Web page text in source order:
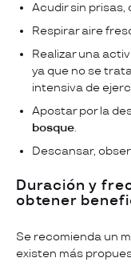
Acudir sin prisas,
Respirar aire
Realizar una
ya que no se
intensiva de
Apostar por la
bosque.
Descansar,
Duración y
obtener
Se recomienda un
existen más